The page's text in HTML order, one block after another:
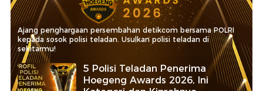
Ajang penghargaan persembahan detikcom bersama POLRI
kepada sosok polisi teladan. Usulkan polisi teladan di
sekitarmu!
5 Polisi Teladan Penerima
Hoegeng Awards 2026, Ini